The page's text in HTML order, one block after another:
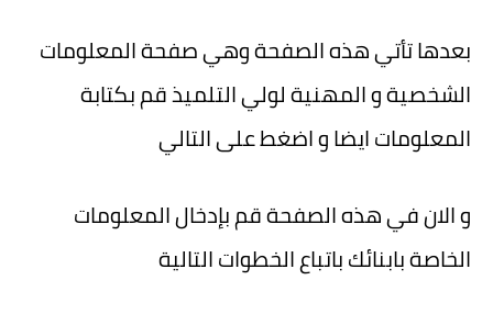
بعدها تأتي هذه الصفحة وهي صفحة المعلومات
الشخصية و المهنية لولي التلميذ قم بكتابة
المعلومات ايضا واضغط على التالي
و الان في هذه الصفحة قم بإدخال المعلومات
الخاصة بابنائك باتباع الخطوات التالية